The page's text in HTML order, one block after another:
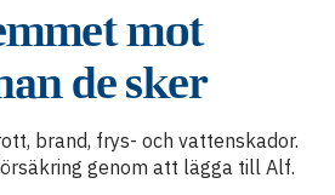
mot
de sker
brand, frys- och vattenskador.
genom att lägga till Alf.